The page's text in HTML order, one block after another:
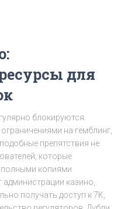
для
блокируются.
на гемблинг,
препятствия не
которые
копиями
казино,
получать доступ к 7К,